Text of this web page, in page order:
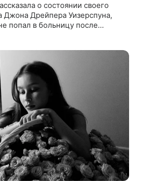
о состоянии своего
Джона Дрейпера Уизерспуна,
попал в больницу после